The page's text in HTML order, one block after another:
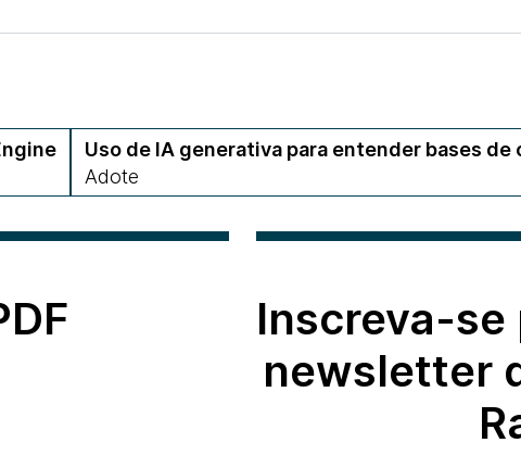
Uso de IA generativa para entender bases de
Adote
Inscreva-se
newsletter